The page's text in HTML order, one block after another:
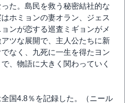
た。島民を救う秘密結社的な
ホミョンの妻オラン、ジェス
ンが恋する巡査ミギョンがメ
ツな展開で、主人公たちに新
なく、九死に一生を得たヨン
、物語に大きく関わっていく
国4.8％を記録した。（ニール